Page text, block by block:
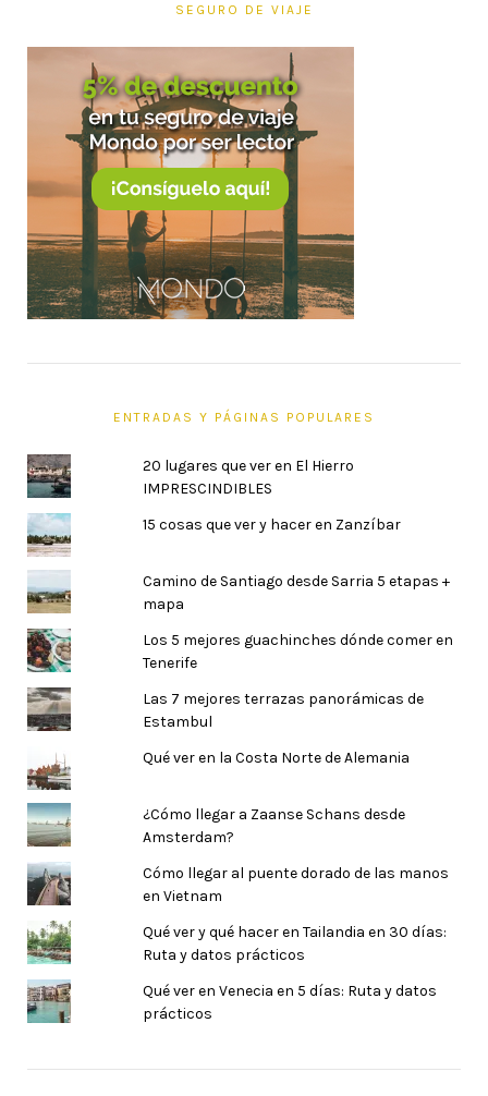
SEGURO DE VIAJE
ENTRADAS Y PÁGINAS POPULARES
20 lugares que ver en El Hierro
IMPRESCINDIBLES
15 cosas que ver y hacer en Zanzíbar
Camino de Santiago desde Sarria 5 etapas +
mapa
Los 5 mejores guachinches dónde comer en
Tenerife
Las 7 mejores terrazas panorámicas de
Estambul
Qué ver en la Costa Norte de Alemania
¿Cómo llegar a Zaanse Schans desde
Amsterdam?
Cómo llegar al puente dorado de las manos
en Vietnam
Qué ver y qué hacer en Tailandia en 30 días:
Ruta y datos prácticos
Qué ver en Venecia en 5 días: Ruta y datos
prácticos